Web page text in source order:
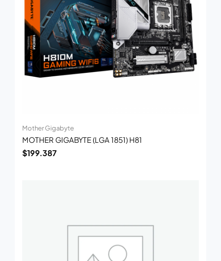
Mother Gigabyte
MOTHER GIGABYTE (LGA 1851) H81
$199.387